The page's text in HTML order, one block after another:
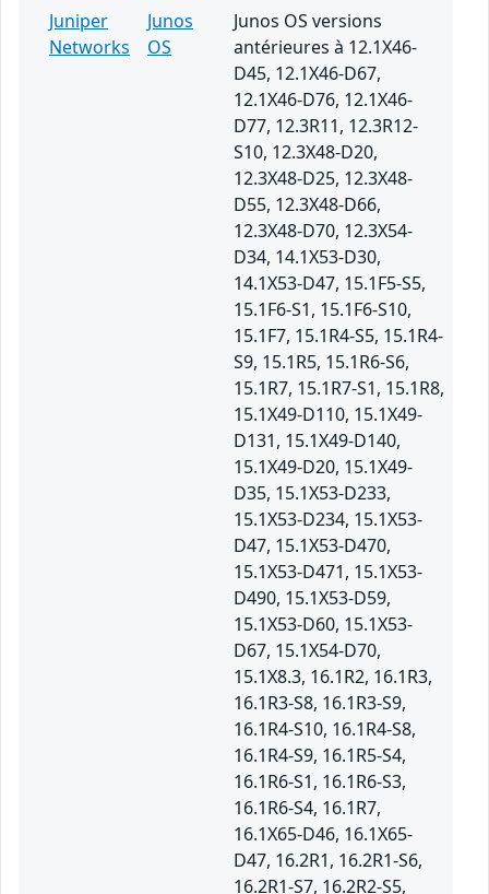
Juniper
Networks
Junos
OS
Junos OS versions
antérieures à 12.1X46-
D45, 12.1X46-D67,
12.1X46-D76, 12.1X46-
D77, 12.3R11, 12.3R12-
S10, 12.3X48-D20,
12.3X48-D25, 12.3X48-
D55, 12.3X48-D66,
12.3X48-D70, 12.3X54-
D34, 14.1X53-D30,
14.1X53-D47, 15.1F5-S5,
15.1F6-S1, 15.1F6-S10,
15.1F7, 15.1R4-S5, 15.1R4-
S9, 15.1R5, 15.1R6-S6,
15.1R7, 15.1R7-S1, 15.1R8,
15.1X49-D110, 15.1X49-
D131, 15.1X49-D140,
15.1X49-D20, 15.1X49-
D35, 15.1X53-D233,
15.1X53-D234, 15.1X53-
D47, 15.1X53-D470,
15.1X53-D471, 15.1X53-
D490, 15.1X53-D59,
15.1X53-D60, 15.1X53-
D67, 15.1X54-D70,
15.1X8.3, 16.1R2, 16.1R3,
16.1R3-S8, 16.1R3-S9,
16.1R4-S10, 16.1R4-S8,
16.1R4-S9, 16.1R5-S4,
16.1R6-S1, 16.1R6-S3,
16.1R6-S4, 16.1R7,
16.1X65-D46, 16.1X65-
D47, 16.2R1, 16.2R1-S6,
16.2R1-S7, 16.2R2-S5,